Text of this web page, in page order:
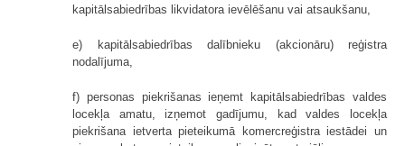
kapitālsabiedrības likvidatora ievēlēšanu vai atsaukšanu,
e) kapitālsabiedrības dalībnieku (akcionāru) reģistra
nodalījuma,
f) personas piekrišanas ieņemt kapitālsabiedrības valdes
locekļa amatu, izņemot gadījumu, kad valdes locekļa
piekrišana ietverta pieteikumā komercreģistra iestādei un